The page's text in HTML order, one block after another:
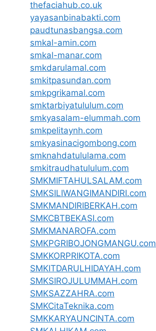
thefaciahub.co.uk
yayasanbinabakti.com
paudtunasbangsa.com
smkal-amin.com
smkal-manar.com
smkdarulamal.com
smkitpasundan.com
smkpgrikamal.com
smktarbiyatululum.com
smkyasalam-elummah.com
smkpelitaynh.com
smkyasinacigombong.com
smknahdatululama.com
smkitraudhatululum.com
SMKMIFTAHULSALAM.com
SMKSILIWANGIMANDIRI.com
SMKMANDIRIBERKAH.com
SMKCBTBEKASI.com
SMKMANAROFA.com
SMKPGRIBOJONGMANGU.com
SMKKORPRIKOTA.com
SMKITDARULHIDAYAH.com
SMKSIROJULUMMAH.com
SMKSAZZAHRA.com
SMKCitaTeknika.com
SMKKARYAUNCINTA.com